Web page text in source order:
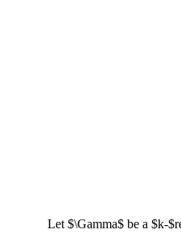
Let $\Gamma$ be a $k-